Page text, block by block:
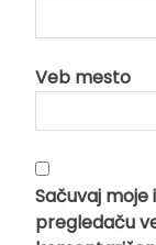
Veb mesto
Sačuvaj
pregledaču